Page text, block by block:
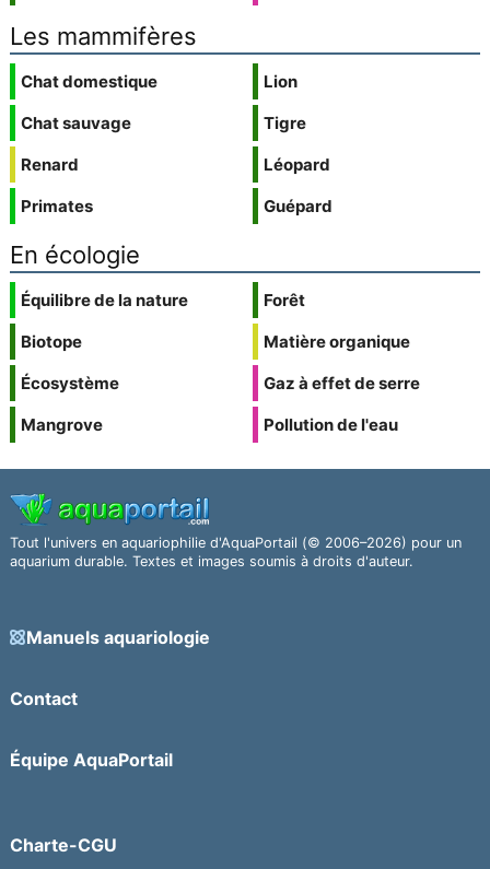
Les mammifères
Chat domestique
Chat sauvage
Renard
Primates
Lion
Tigre
Léopard
Guépard
En écologie
Équilibre de la nature
Biotope
Écosystème
Mangrove
Forêt
Matière organique
Gaz à effet de serre
Pollution de l'eau
Tout l'univers en aquariophilie d'AquaPortail (© 2006–2026) pour un
aquarium durable. Textes et images soumis à droits d'auteur.
Manuels aquariologie
Contact
Équipe AquaPortail
Charte-CGU